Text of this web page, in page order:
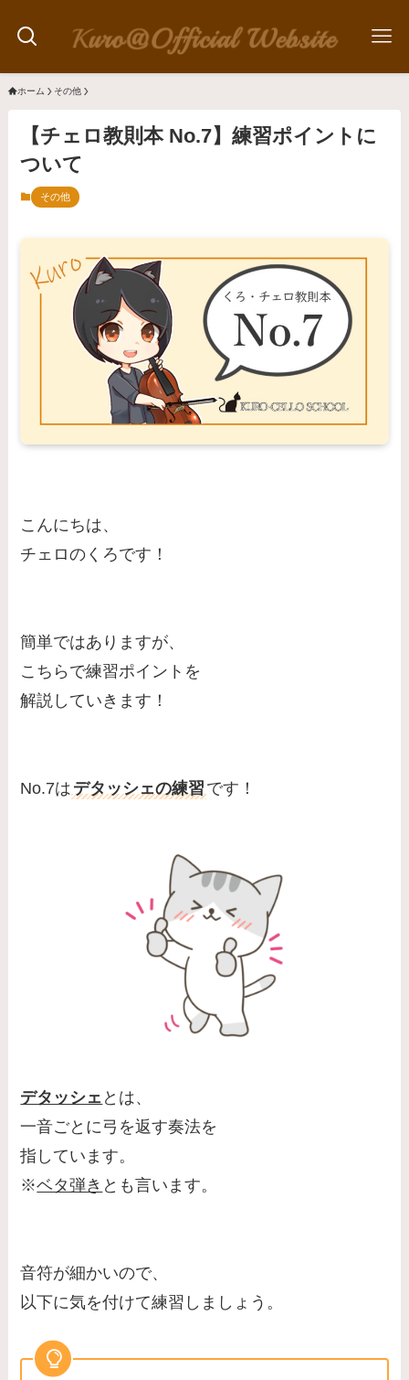
ホーム その他
【チェロ教則本 No.7】練習ポイントに
ついて
その他
こんにちは、
チェロのくろです！
簡単ではありますが、
こちらで練習ポイントを
解説していきます！
No.7は デタッシェの練習 です！
デタッシェ とは、
一音ごとに弓を返す奏法を
指しています。
※ベタ弾き とも言います。
音符が細かいので、
以下に気を付けて練習しましょう。